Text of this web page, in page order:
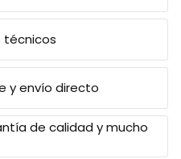
técnicos
y envío directo
de calidad y mucho